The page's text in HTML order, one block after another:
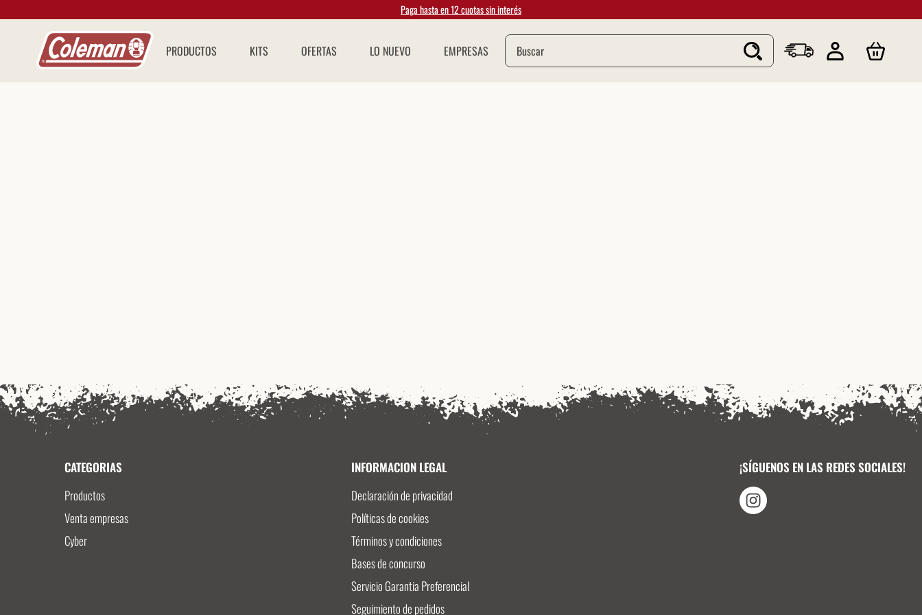
Paga hasta en 12 cuotas sin interés
PRODUCTOS KITS OFERTAS LO NUEVO EMPRESAS
Buscar
CATEGORIAS
Productos
Venta empresas
Cyber
INFORMACION LEGAL
Declaración de privacidad
Políticas de cookies
Términos y condiciones
Bases de concurso
Servicio Garantia Preferencial
Seguimiento de pedidos
¡SÍGUENOS EN LAS REDES SOCIALES!